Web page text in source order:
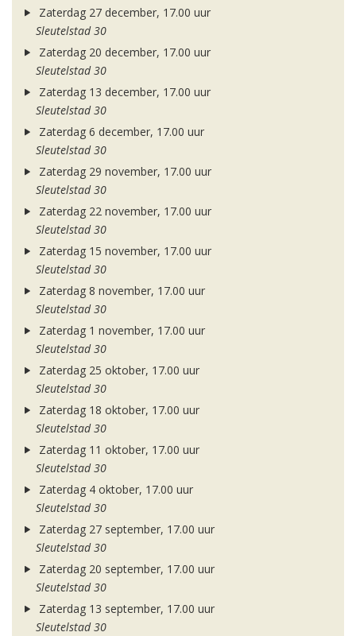
Zaterdag 27 december, 17.00 uur
Sleutelstad 30
Zaterdag 20 december, 17.00 uur
Sleutelstad 30
Zaterdag 13 december, 17.00 uur
Sleutelstad 30
Zaterdag 6 december, 17.00 uur
Sleutelstad 30
Zaterdag 29 november, 17.00 uur
Sleutelstad 30
Zaterdag 22 november, 17.00 uur
Sleutelstad 30
Zaterdag 15 november, 17.00 uur
Sleutelstad 30
Zaterdag 8 november, 17.00 uur
Sleutelstad 30
Zaterdag 1 november, 17.00 uur
Sleutelstad 30
Zaterdag 25 oktober, 17.00 uur
Sleutelstad 30
Zaterdag 18 oktober, 17.00 uur
Sleutelstad 30
Zaterdag 11 oktober, 17.00 uur
Sleutelstad 30
Zaterdag 4 oktober, 17.00 uur
Sleutelstad 30
Zaterdag 27 september, 17.00 uur
Sleutelstad 30
Zaterdag 20 september, 17.00 uur
Sleutelstad 30
Zaterdag 13 september, 17.00 uur
Sleutelstad 30